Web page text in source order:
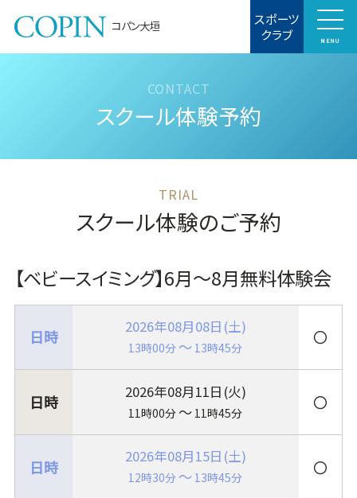
コパン大垣 スポーツ
クラブ MENU
スクール体験予約
スクール体験のご予約
【ベビースイミング】6月～8月無料体験会
2026年08月08日(土)
13時00分 ～ 13時45分
〇
2026年08月11日(火)
11時00分 ～ 11時45分
〇
2026年08月15日(土)
12時30分 ～ 13時45分
〇